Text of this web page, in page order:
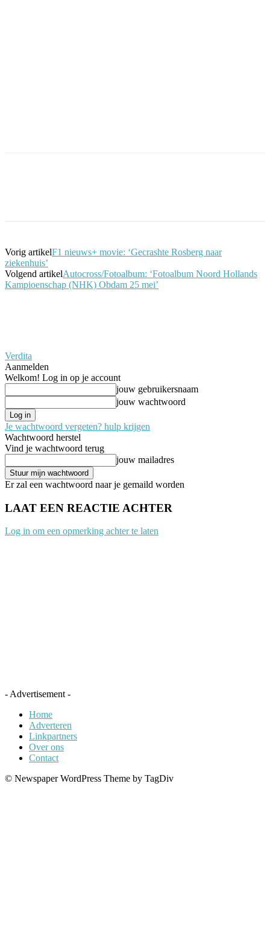
Vorig artikelF1 nieuws+ movie: ‘Gecrashte Rosberg naar
ziekenhuis’
Volgend artikelAutocross/Fotoalbum: ‘Fotoalbum Noord Hollands
Kampioenschap (NHK) Obdam 25 mei’
Verdita
Aanmelden
Welkom! Log in op je account
jouw gebruikersnaam
jouw wachtwoord
Je wachtwoord vergeten? hulp krijgen
Wachtwoord herstel
Vind je wachtwoord terug
jouw mailadres
Er zal een wachtwoord naar je gemaild worden
LAAT EEN REACTIE ACHTER
Log in om een opmerking achter te laten
- Advertisement -
Home
Adverteren
Linkpartners
Over ons
Contact
© Newspaper WordPress Theme by TagDiv